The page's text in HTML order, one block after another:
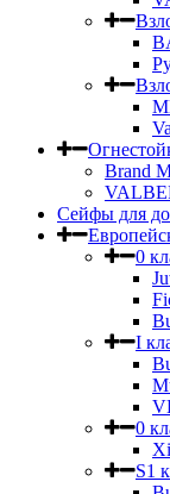
Brand
Сейфы для
0
I
0
S1